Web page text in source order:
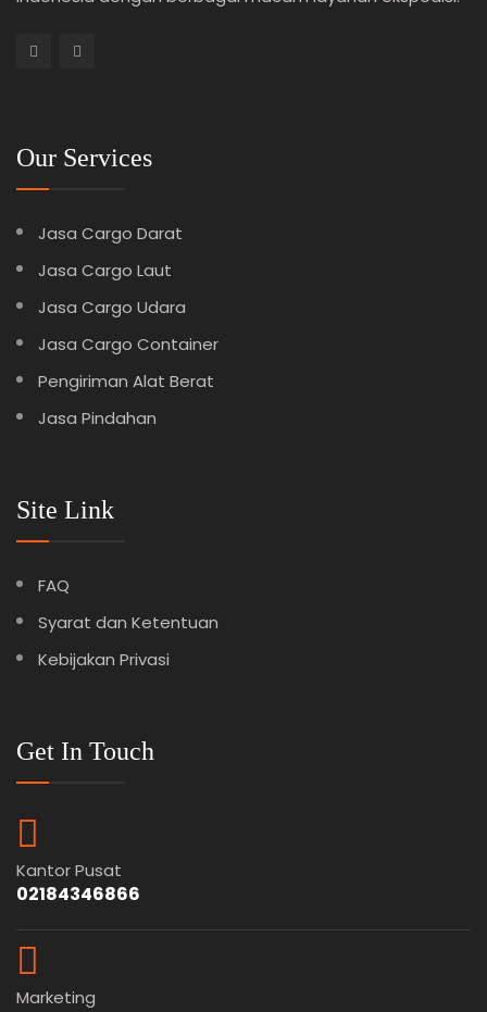
Our Services
Jasa Cargo Darat
Jasa Cargo Laut
Jasa Cargo Udara
Jasa Cargo Container
Pengiriman Alat Berat
Jasa Pindahan
Site Link
FAQ
Syarat dan Ketentuan
Kebijakan Privasi
Get In Touch
Kantor Pusat
02184346866
Marketing